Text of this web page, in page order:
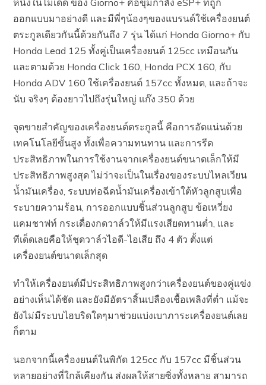
หนึ่งในไม้เด็ด ของ Giorno+ คือขุมกำลัง eSP+ ที่ถูก
ออกแบบมาอย่างดี และมีพี่ๆน้องๆของแบรนด์ใช้เครื่องยนต์
ตระกูลเดียวกันนี้ด้วยกันถึง 7 รุ่น ได้แก่ Honda Giorno+ กับ
Honda Lead 125 ทั้งคู่เป็นเครื่องยนต์ 125cc เหมือนกัน
และตามด้วย Honda Click 160, Honda PCX 160, กับ
Honda ADV 160 ใช้เครื่องยนต์ 157cc ทั้งหมด, และถ้าจะ
นับ จริงๆ ต้องยาวไปถึงรุ่นใหญ่ แก๊ง 350 ด้วย
จุดขายสำคัญของเครื่องยนต์ตระกูลนี้ คือการอัดแน่นด้วย
เทคโนโลยีขั้นสูง ทั้งเพื่อความทนทาน และการรีด
ประสิทธิภาพในการใช้งานจากเครื่องยนต์ขนาดเล็กให้มี
ประสิทธิภาพสูงสุด ไม่ว่าจะเป็นในเรื่องของระบบไหลเวียน
น้ำมันเครื่อง, ระบบท่อฉีดน้ำมันเครื่องเข้าใต้หัวลูกสูบเพื่อ
ระบายความร้อน, การออกแบบชิ้นส่วนลูกสูบ ข้อเหวี่ยง
แคมชาฟท์ กระเดื่องกดวาล์วให้มีแรงเสียดทานต่ำ, และ
ทีเด็ดเลยคือให้ชุดวาล์วไอดี-ไอเสีย ถึง 4 ตัว ตั้งแต่
เครื่องยนต์ขนาดเล็กสุด
ทำให้เครื่องยนต์มีประสิทธิภาพสูงกว่าเครื่องยนต์ของคู่แข่ง
อย่างเห็นได้ชัด และยังมีอัตราสิ้นเปลืองเชื้อเพลิงที่ต่ำ แม้จะ
ยังไม่มีระบบไฮบริดใดๆมาช่วยแบ่งเบาภาระเครื่องยนต์เลย
ก็ตาม
นอกจากนี้เครื่องยนต์ในพิกัด 125cc กับ 157cc มีชิ้นส่วน
หลายอย่างที่ใกล้เคียงกัน ส่งผลให้สายซิ่งทั้งหลาย สามารถ